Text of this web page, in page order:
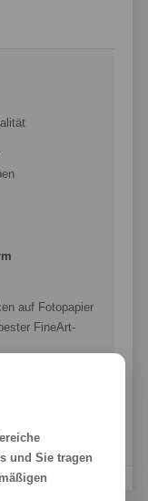
auf Fotopapier
FineArt-
und Sie tragen